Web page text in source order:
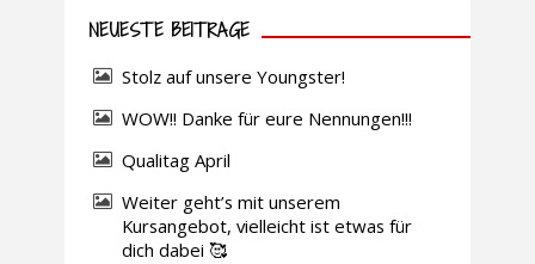
NEUESTE BEITRÄGE
Stolz auf unsere Youngster!
WOW!! Danke für eure Nennungen!!!
Qualitag April
Weiter geht’s mit unserem
Kursangebot, vielleicht ist etwas für
dich dabei 🥰